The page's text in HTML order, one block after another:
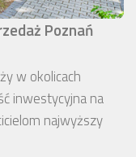
Poznań
w okolicach
inwestycyjna na
najwyższy